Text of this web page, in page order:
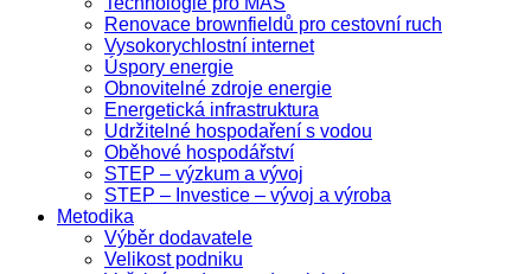
Renovace brownfieldů pro cestovní ruch
Vysokorychlostní internet
Úspory energie
Obnovitelné zdroje energie
Energetická infrastruktura
Udržitelné hospodaření s vodou
Oběhové hospodářství
STEP – výzkum a vývoj
STEP – Investice – vývoj a výroba
Metodika
Výběr dodavatele
Velikost podniku